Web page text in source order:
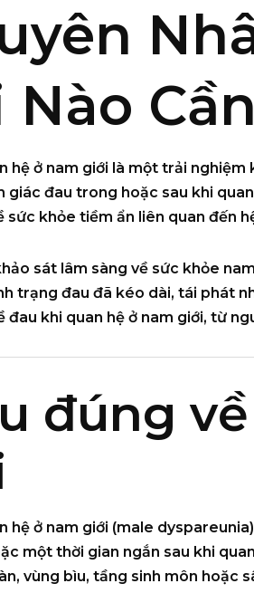
Nào
hệ ở nam giới là một trải
giác đau trong hoặc sau khi
sức khỏe tiềm ẩn liên quan đến
sát lâm sàng về sức khỏe
trạng đau đã kéo dài, tái phát
đau khi quan hệ ở nam giới, từ
đúng
hệ ở nam giới (male
một thời gian ngắn sau khi
vùng bìu, tầng sinh môn hoặc